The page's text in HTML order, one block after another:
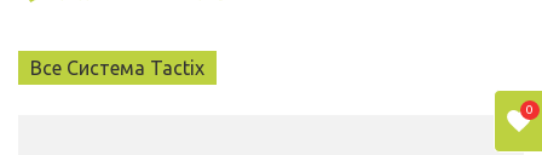
Все Система Tactix
0